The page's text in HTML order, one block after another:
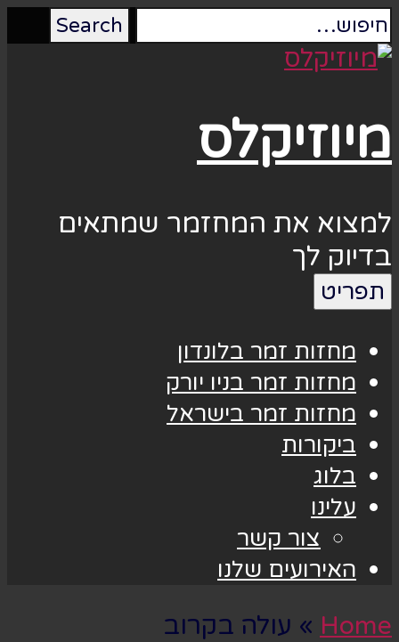
מיוזיקלס
למצוא את המחזמר שמתאים
בדיוק לך
תפריט
מחזות זמר בלונדון
מחזות זמר בניו יורק
מחזות זמר בישראל
ביקורות
בלוג
עלינו
צור קשר
האירועים שלנו
Home
» עולה בקרוב